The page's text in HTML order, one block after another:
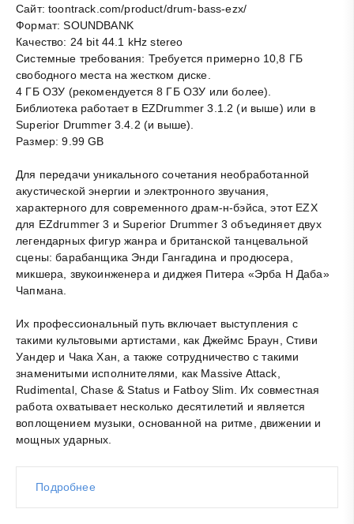
Сайт: toontrack.com/product/drum-bass-ezx/
Формат: SOUNDBANK
Качество: 24 bit 44.1 kHz stereo
Системные требования: Требуется примерно 10,8 ГБ
свободного места на жестком диске.
4 ГБ ОЗУ (рекомендуется 8 ГБ ОЗУ или более).
Библиотека работает в EZDrummer 3.1.2 (и выше) или в
Superior Drummer 3.4.2 (и выше).
Размер: 9.99 GB
Для передачи уникального сочетания необработанной
акустической энергии и электронного звучания,
характерного для современного драм-н-бэйса, этот EZX
для EZdrummer 3 и Superior Drummer 3 объединяет двух
легендарных фигур жанра и британской танцевальной
сцены: барабанщика Энди Гангадина и продюсера,
микшера, звукоинженера и диджея Питера «Эрба Н Даба»
Чапмана.
Их профессиональный путь включает выступления с
такими культовыми артистами, как Джеймс Браун, Стиви
Уандер и Чака Хан, а также сотрудничество с такими
знаменитыми исполнителями, как Massive Attack,
Rudimental, Chase & Status и Fatboy Slim. Их совместная
работа охватывает несколько десятилетий и является
воплощением музыки, основанной на ритме, движении и
мощных ударных.
Подробнее